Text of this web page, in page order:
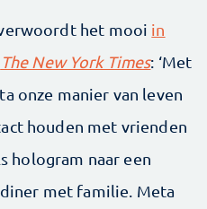
het mooi in
The New York Times: ‘Met
onze manier van leven
houden met vrienden
hologram naar een
met familie. Meta